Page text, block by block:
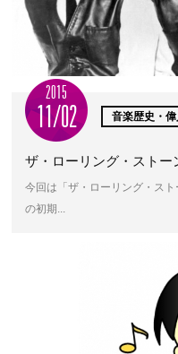
2015
11/02 音楽歴史・偉
ザ・ローリング・スト
今回は「ザ・ローリング・ス
の初期...